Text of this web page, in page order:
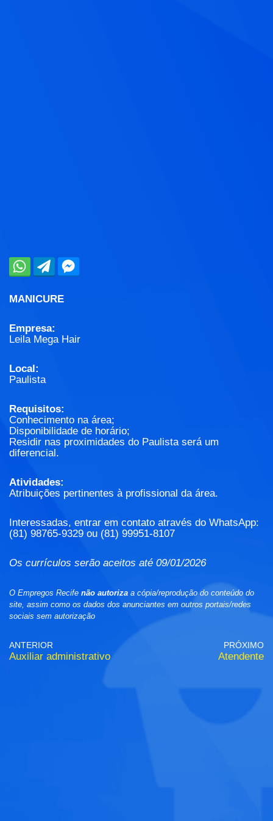
MANICURE
Empresa:
Leila Mega Hair
Local:
Paulista
Requisitos:
Conhecimento na área;
Disponibilidade de horário;
Residir nas proximidades do Paulista será um
diferencial.
Atividades:
Atribuições pertinentes à profissional da área.
Interessadas, entrar em contato através do WhatsApp:
(81) 98765-9329 ou (81) 99951-8107
Os currículos serão aceitos até 09/01/2026
O Empregos Recife não autoriza a cópia/reprodução do conteúdo do
site, assim como os dados dos anunciantes em outros portais/redes
sociais sem autorização
ANTERIOR
Auxiliar administrativo
PRÓXIMO
Atendente